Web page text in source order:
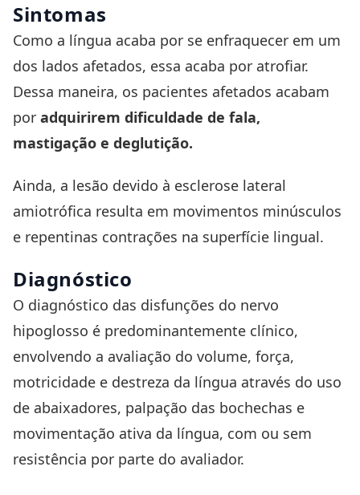
Sintomas
Como a língua acaba por se enfraquecer em um
dos lados afetados, essa acaba por atrofiar.
Dessa maneira, os pacientes afetados acabam
por adquirirem dificuldade de fala,
mastigação e deglutição.
Ainda, a lesão devido à esclerose lateral
amiotrófica resulta em movimentos minúsculos
e repentinas contrações na superfície lingual.
Diagnóstico
O diagnóstico das disfunções do nervo
hipoglosso é predominantemente clínico,
envolvendo a avaliação do volume, força,
motricidade e destreza da língua através do uso
de abaixadores, palpação das bochechas e
movimentação ativa da língua, com ou sem
resistência por parte do avaliador.